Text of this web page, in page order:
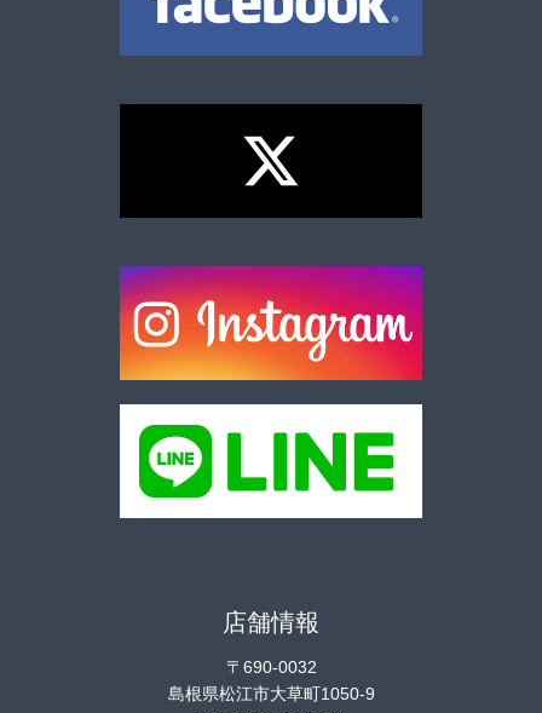
店舗情報
〒690-0032
島根県松江市大草町1050-9